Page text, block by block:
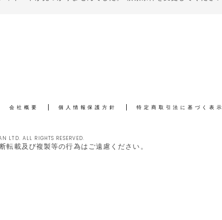
会社概要 個人情報保護方針 特定商取引法に基づく表示
LTD. ALL RIGHTS RESERVED.
載及び複製等の行為はご遠慮ください。